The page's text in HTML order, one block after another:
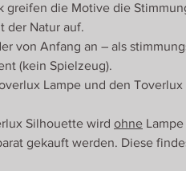
greifen die Motive die
der Natur auf.
von Anfang an – als
(kein Spielzeug).
Lampe und den Toverlux
Silhouette wird ohne
gekauft werden. Diese